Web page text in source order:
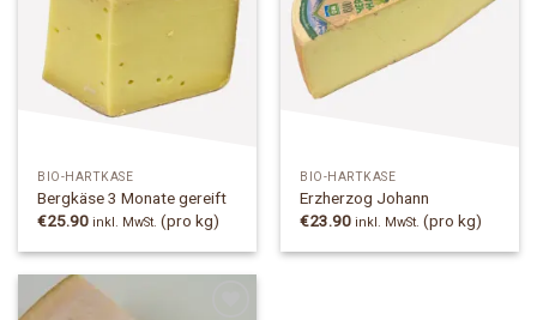
Add to
Wishlist
BIO-HARTKÄSE
Bergkäse 3 Monate gereift
€25.90 inkl. MwSt. (pro kg)
Add to
BIO-HARTKÄSE
Erzherzog Johann
€23.90 inkl. MwSt. (pro kg)